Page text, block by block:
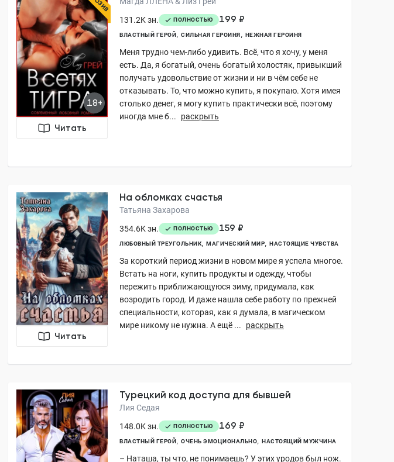
18+
Читать
131.2K зн.
ПОЛНОСТЬЮ 199 ₽
ВЛАСТНЫЙ ГЕРОЙ СИЛЬНАЯ ГЕРОИНЯ НЕЖНАЯ ГЕРОИНЯ
Меня трудно чем-либо удивить. Всё, что я хочу, у меня
есть. Да, я богатый, очень богатый холостяк, привыкший
получать удовольствие от жизни и ни в чём себе не
отказывать. То, что можно купить, я покупаю. Хотя имея
столько денег, я могу купить практически всё, поэтому
иногда мне б...
раскрыть
Читать
На обломках счастья
Татьяна Захарова
354.6K зн.
ПОЛНОСТЬЮ 159 ₽
ЛЮБОВНЫЙ ТРЕУГОЛЬНИК МАГИЧЕСКИЙ МИР НАСТОЯЩИЕ ЧУВСТВА
За короткий период жизни в новом мире я успела многое.
Встать на ноги, купить продукты и одежду, чтобы
пережить приближающуюся зиму, придумала, как
возродить город. И даже нашла себе работу по прежней
специальности, которая, как я думала, в магическом
мире никому не нужна. А ещё ...
раскрыть
Турецкий код доступа для бывшей
Лия Седая
148.0K зн.
ПОЛНОСТЬЮ 169 ₽
ВЛАСТНЫЙ ГЕРОЙ ОЧЕНЬ ЭМОЦИОНАЛЬНО НАСТОЯЩИЙ МУЖЧИНА
– Наташа, ты что, не понимаешь? У этих уродов был нож.